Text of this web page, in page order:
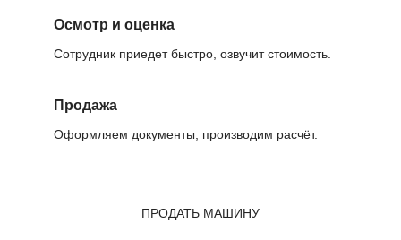
Осмотр и оценка
Сотрудник приедет быстро, озвучит стоимость.
Продажа
Оформляем документы, производим расчёт.
ПРОДАТЬ МАШИНУ